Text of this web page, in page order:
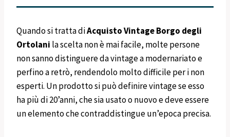
Quando si tratta diAcquisto VintageBorgo degli
Ortolani la scelta non è mai facile, molte persone
non sanno distinguere da vintage a modernariato e
perfino a retrò, rendendolo molto difficile per i non
esperti. Un prodotto si può definire vintage se esso
ha più di 20’anni, che sia usato o nuovo e deve essere
un elemento che contraddistingue un’epoca precisa.